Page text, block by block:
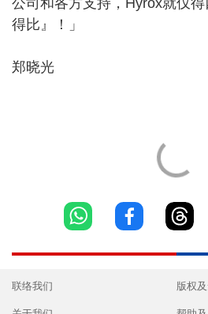
得比』！」
郑晓光
联络我们 版权